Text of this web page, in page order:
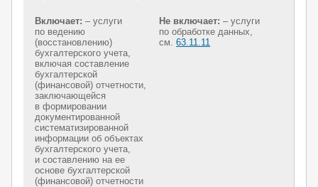
Включает: – услуги
по ведению
(восстановлению)
бухгалтерского учета,
включая составление
бухгалтерской
(финансовой) отчетности,
заключающейся
в формировании
документированной
систематизированной
информации об объектах
бухгалтерского учета,
и составлению на ее
основе бухгалтерской
(финансовой) отчетности
Не включает: – услуги
по обработке данных,
см. 63.11.11